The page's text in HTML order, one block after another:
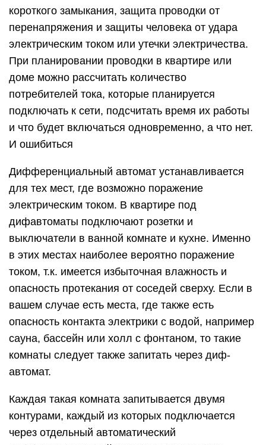
короткого замыкания, защита проводки от
перенапряжения и защиты человека от удара
электрическим током или утечки электричества.
При планировании проводки в квартире или
доме можно рассчитать количество
потребителей тока, которые планируется
подключать к сети, подсчитать время их работы
и что будет включаться одновременно, а что нет.
И ошибиться
Дифференциальный автомат устанавливается
для тех мест, где возможно поражение
электрическим током. В квартире под
дифавтоматы подключают розетки и
выключатели в ванной комнате и кухне. Именно
в этих местах наиболее вероятно поражение
током, т.к. имеется избыточная влажность и
опасность протекания от соседей сверху. Если в
вашем случае есть места, где также есть
опасность контакта электрики с водой, например
сауна, бассейн или холл с фонтаном, то такие
комнаты следует также запитать через диф-
автомат.
Каждая такая комната запитывается двумя
контурами, каждый из которых подключается
через отдельный автоматический